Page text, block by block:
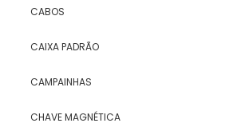
CABOS
CAIXA PADRÃO
CAMPAINHAS
CHAVE MAGNÉTICA